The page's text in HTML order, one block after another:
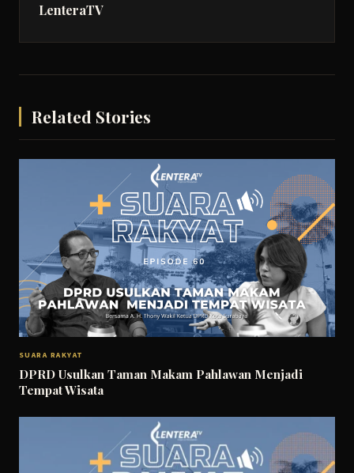
LenteraTV
Related Stories
SUARA RAKYAT
DPRD Usulkan Taman Makam Pahlawan Menjadi
Tempat Wisata